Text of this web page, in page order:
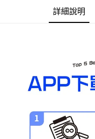
詳細說明